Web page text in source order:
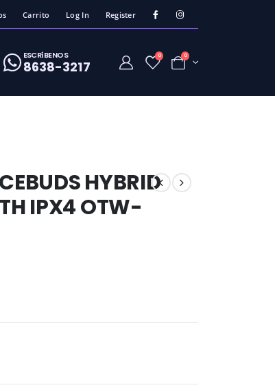
Carrito Log In Register
ESCRíBENOS
8638-3217
0 0
HYBRID
IPX4 OTW-